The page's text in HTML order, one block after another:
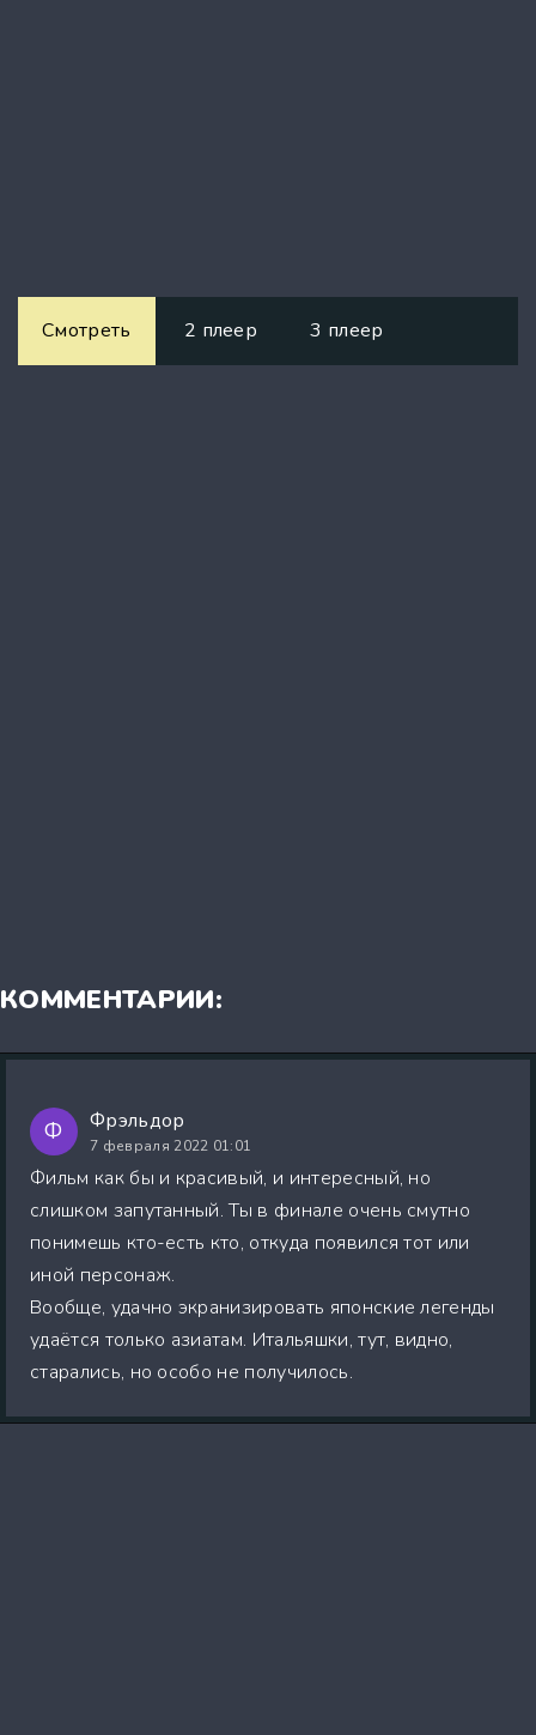
Смотреть 2 плеер 3 плеер
КОММЕНТАРИИ:
Ф Фрэльдор
7 февраля 2022 01:01
Фильм как бы и красивый, и интересный, но
слишком запутанный. Ты в финале очень смутно
понимешь кто-есть кто, откуда появился тот или
иной персонаж.
Вообще, удачно экранизировать японские легенды
удаётся только азиатам. Итальяшки, тут, видно,
старались, но особо не получилось.